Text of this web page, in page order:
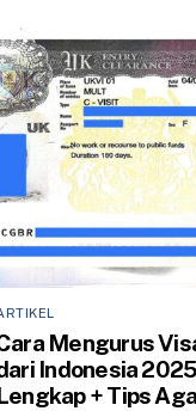
Mengurus
Indonesia
+ Tips